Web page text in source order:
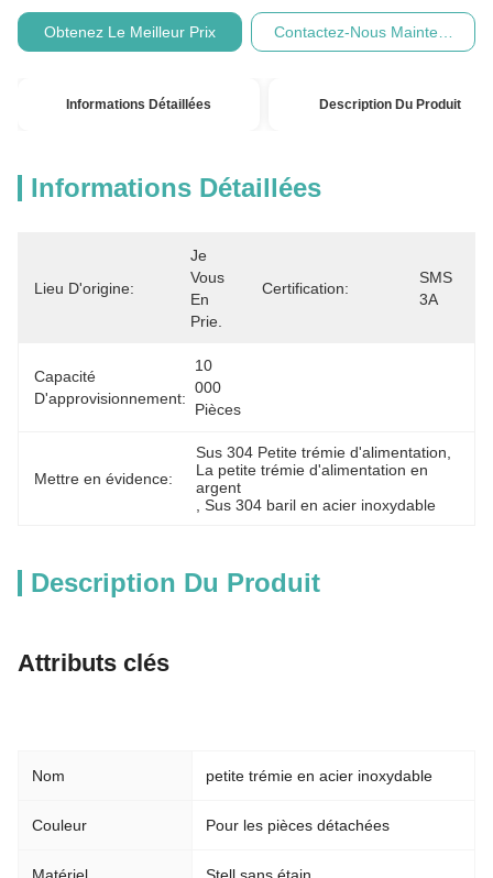
Obtenez Le Meilleur Prix Contactez-Nous Maintenant
Informations Détaillées Description Du Produit
Informations Détaillées
Lieu D'origine:
Je
Vous
En
Prie.
Certification:
SMS
3A
Capacité
D'approvisionnement:
10
000
Pièces
Mettre en évidence:
Sus 304 Petite trémie d'alimentation
La petite trémie d'alimentation en
argent
, Sus 304 baril en acier inoxydable
Description Du Produit
Attributs clés
Nom petite trémie en acier inoxydable
Couleur Pour les pièces détachées